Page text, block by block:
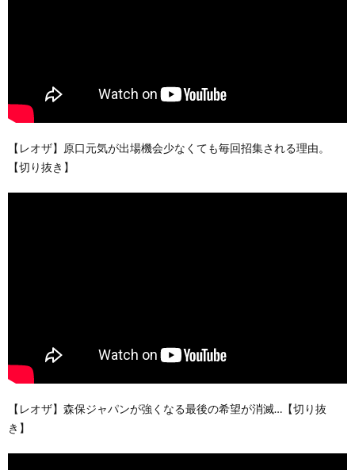
【レオザ】原口元気が出場機会少なくても毎回招集される理由。
【切り抜き】
【レオザ】森保ジャパンが強くなる最後の希望が消滅…【切り抜
き】